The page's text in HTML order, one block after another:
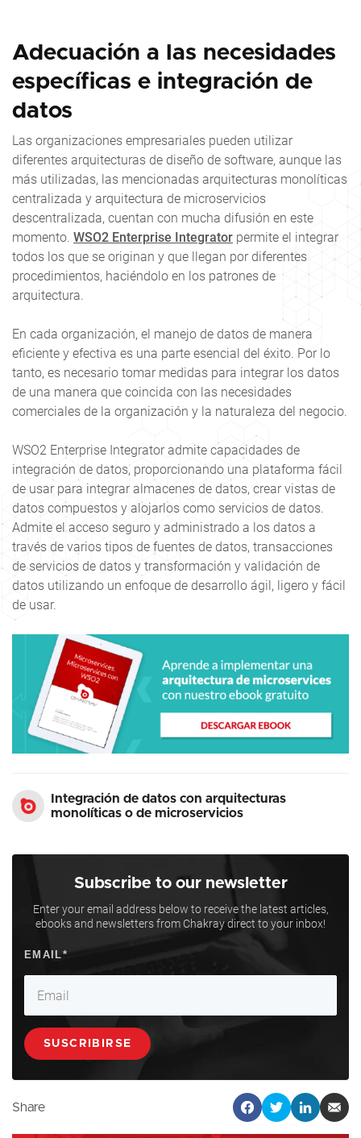
Adecuación a las necesidades
específicas e integración de
datos
Las organizaciones empresariales pueden utilizar
diferentes arquitecturas de diseño de software, aunque las
más utilizadas, las mencionadas arquitecturas monolíticas
centralizada y arquitectura de microservicios
descentralizada, cuentan con mucha difusión en este
momento. WSO2 Enterprise Integrator permite el integrar
todos los que se originan y que llegan por diferentes
procedimientos, haciéndolo en los patrones de
arquitectura.
En cada organización, el manejo de datos de manera
eficiente y efectiva es una parte esencial del éxito. Por lo
tanto, es necesario tomar medidas para integrar los datos
de una manera que coincida con las necesidades
comerciales de la organización y la naturaleza del negocio.
WSO2 Enterprise Integrator admite capacidades de
integración de datos, proporcionando una plataforma fácil
de usar para integrar almacenes de datos, crear vistas de
datos compuestos y alojarlos como servicios de datos.
Admite el acceso seguro y administrado a los datos a
través de varios tipos de fuentes de datos, transacciones
de servicios de datos y transformación y validación de
datos utilizando un enfoque de desarrollo ágil, ligero y fácil
de usar.
Integración de datos con arquitecturas
monolíticas o de microservicios
Subscribe to our newsletter
Enter your email address below to receive the latest articles,
ebooks and newsletters from Chakray direct to your inbox!
Share